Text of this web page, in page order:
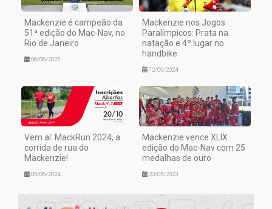
Mackenzie é campeão da
51ª edição do Mac-Nav, no
Rio de Janeiro
06/06/2025
Mackenzie nos Jogos
Paralímpicos: Prata na
natação e 4º lugar no
handbike
12/09/2024
Vem aí: MackRun 2024, a
corrida de rua do
Mackenzie!
05/06/2024
Mackenzie vence XLIX
edição do Mac-Nav com 25
medalhas de ouro
23/05/2023